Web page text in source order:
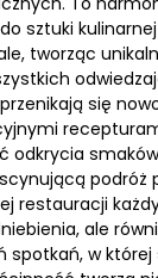
sztuki
tworząc
się
odkrycia
podróż
restauracji
ale
spotkań, w